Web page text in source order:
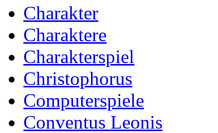
Charakter
Charaktere
Charakterspiel
Christophorus
Computerspiele
Conventus Leonis